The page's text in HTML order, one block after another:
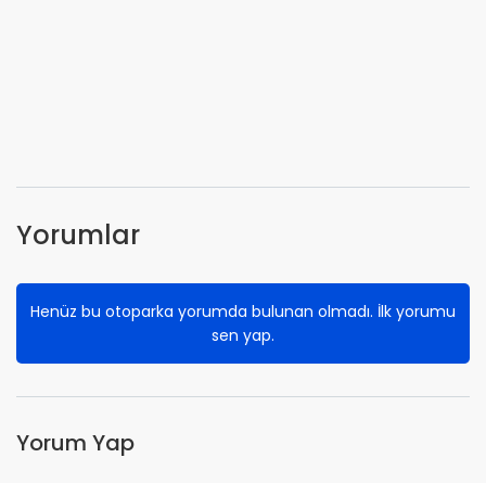
Yorumlar
Henüz bu otoparka yorumda bulunan olmadı. İlk yorumu
sen yap.
Yorum Yap